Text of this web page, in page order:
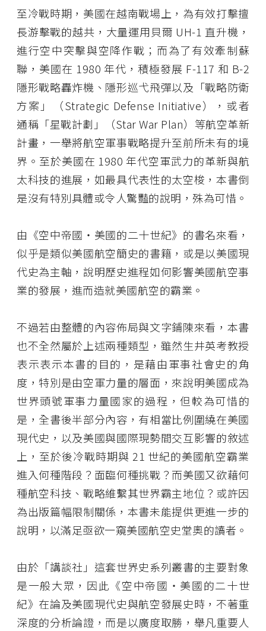
至冷戰時期，美國在越南戰場上，為有效打擊擅
長游擊戰的越共，大量運用貝爾 UH-1 直升機，
進行空中突擊與空降作戰；而為了有效牽制蘇
聯，美國在 1980 年代，積極發展 F-117 和 B-2
隱形戰略轟炸機、隱形巡弋飛彈以及「戰略防衛
方案」（Strategic Defense Initiative），或者
通稱「星戰計劃」（Star War Plan）等航空革新
計畫，一舉將航空軍事戰略提升至前所未有的境
界。至於美國在 1980 年代空軍武力的革新與航
太科技的進展，如最具代表性的太空梭，本書倒
是沒有特別具體或令人驚豔的說明，殊為可惜。
由《空中帝國・美國的二十世紀》的書名來看，
似乎是類似美國航空簡史的書籍，或是以美國現
代史為主軸，說明歷史進程如何影響美國航空事
業的發展，進而造就美國航空的霸業。
不過若由整體的內容佈局與文字鋪陳來看，本書
也不全然屬於上述兩種類型，雖然生井英考教授
表示表示本書的目的，是藉由軍事社會史的角
度，特別是由空軍力量的層面，來說明美國成為
世界頭號軍事力量國家的過程，但較為可惜的
是，全書後半部分內容，有相當比例圍繞在美國
現代史，以及美國與國際現勢間交互影響的敘述
上，至於後冷戰時期與 21 世紀的美國航空霸業
進入何種階段？面臨何種挑戰？而美國又欲藉何
種航空科技、戰略維繫其世界霸主地位？或許因
為出版篇幅限制關係，本書未能提供更進一步的
說明，以滿足亟欲一窺美國航空史堂奧的讀者。
由於「講談社」這套世界史系列叢書的主要對象
是一般大眾，因此《空中帝國・美國的二十世
紀》在論及美國現代史與航空發展史時，不著重
深度的分析論證，而是以廣度取勝，舉凡重要人